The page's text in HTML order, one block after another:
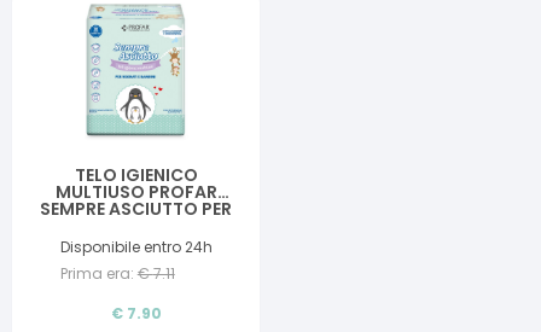
TELO IGIENICO
MULTIUSO PROFAR
SEMPRE ASCIUTTO PER
60X60CM 10 PEZZI
Disponibile entro 24h
Prima era: €7.11
€ 7.90